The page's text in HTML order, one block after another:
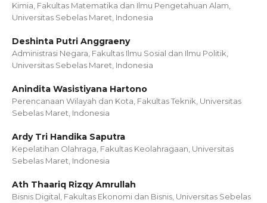
Kimia, Fakultas Matematika dan Ilmu Pengetahuan Alam,
Universitas Sebelas Maret, Indonesia
Deshinta Putri Anggraeny
Administrasi Negara, Fakultas Ilmu Sosial dan Ilmu Politik,
Universitas Sebelas Maret, Indonesia
Anindita Wasistiyana Hartono
Perencanaan Wilayah dan Kota, Fakultas Teknik, Universitas
Sebelas Maret, Indonesia
Ardy Tri Handika Saputra
Kepelatihan Olahraga, Fakultas Keolahragaan, Universitas
Sebelas Maret, Indonesia
Ath Thaariq Rizqy Amrullah
Bisnis Digital, Fakultas Ekonomi dan Bisnis, Universitas Sebelas